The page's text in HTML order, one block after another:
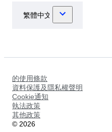
的使用條款
資料保護及隱私權聲明
Cookie通知
執法政策
其他政策
© 2026